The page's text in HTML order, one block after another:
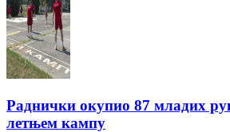
Раднички окупио 87 младих
летњем кампу